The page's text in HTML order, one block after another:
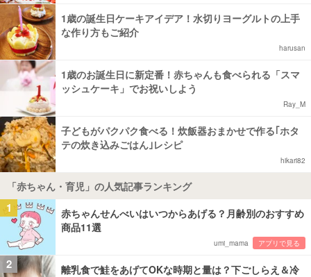
1歳の誕生日ケーキアイデア！水切りヨーグルトの上手
な作り方もご紹介
harusan
1歳のお誕生日に新定番！赤ちゃんも食べられる「スマ
ッシュケーキ」でお祝いしよう
Ray_M
子どもがパクパク食べる！炊飯器おまかせで作る｢ホタ
テの炊き込みごはん｣レシピ
hikari82
「赤ちゃん・育児」の人気記事ランキング
1
赤ちゃんせんべいはいつからあげる？月齢別のおすすめ
商品11選
umi_mama アプリで見る
2
離乳食で鮭をあげてOKな時期と量は？下ごしらえ＆冷